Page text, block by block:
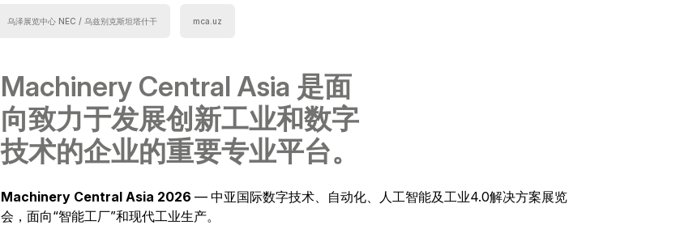
乌泽展览中心 NEC / 乌兹别克斯坦塔什干 mca.uz
Machinery Central Asia 是面
向致力于发展创新工业和数字
技术的企业的重要专业平台。
Machinery Central Asia 2026 — 中亚国际数字技术、自动化、人工智能及工业4.0解决方案展览
会，面向“智能工厂”和现代工业生产。